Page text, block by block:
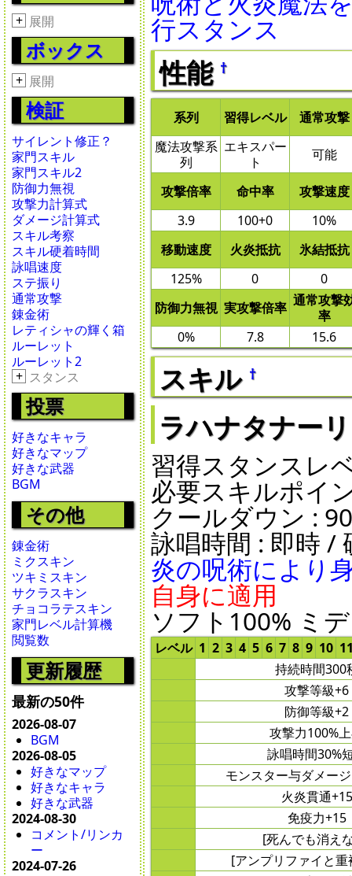
+ 展開
ボックス
+ 展開
検証
サイレント修正？
家門スキル
家門スキル2
防御力無視
攻撃力計算式
ダメージ計算式
スキル考察
スキル硬着時間
詠唱速度
ステ振り
通常攻撃
錬金術
レティシャの輝く箱
ルーレット
ルーレット2
+ スタンス
投票
好きなキャラ
好きなマップ
好きな武器
BGM
その他
錬金術
ミクスキン
ツキミスキン
サクラスキン
チョコラテスキン
家門レベル計算機
閲覧数
更新履歴
最新の50件
2026-08-07
BGM
2026-08-05
好きなマップ
好きなキャラ
好きな武器
2024-08-30
コメント/リンカ
ー
2024-07-26
行スタンス
性能 †
系列 習得レベル
通常攻撃
魔法攻撃系
列
エキスパー
ト
可能
攻撃倍率 命中率
攻撃速度
3.9
100+0
10%
移動速度
火炎抵抗
氷結抵抗
125%
0
0
防御力無視 実攻撃倍率 通常攻撃
率
0%
7.8 15.6
スキル †
ラハナタナー
習得スタンスレ
必要スキルポイ
クールダウン :
詠唱時間 : 即時 /
炎の呪術により
自身に適用
ソフト100% ミ
レベル 1 2 3 4 5 6 7 8 9 10
持続時間300
攻撃等級+6
防御等級+2
攻撃力100%
詠唱時間30%
モンスター与ダメー
火炎貫通+15
免疫力+15
[死んでも消え
[アンプリファイと